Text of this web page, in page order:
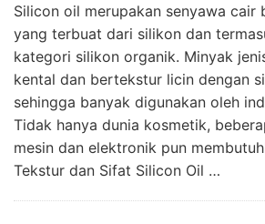
Silicon oil merupakan senyawa cair
yang terbuat dari silikon dan
kategori silikon organik. Minyak
kental dan bertekstur licin dengan
sehingga banyak digunakan oleh
Tidak hanya dunia kosmetik,
mesin dan elektronik pun
Tekstur dan Sifat Silicon Oil …